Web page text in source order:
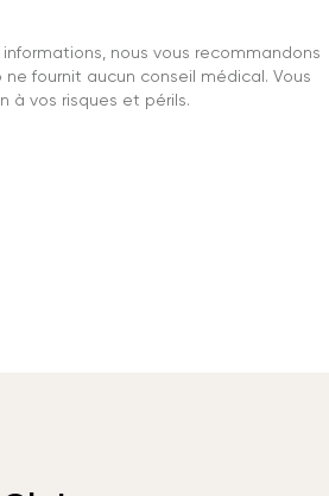
nous vous recommandons
fournit aucun conseil médical. Vous
à vos risques et périls.